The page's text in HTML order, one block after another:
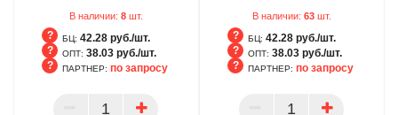
В наличии: 8 шт.
БЦ: 42.28 руб./шт.
ОПТ: 38.03 руб./шт.
ПАРТНЕР
ПАРТНЕР: по запросу
В наличии: 63 шт.
БЦ: 42.28 руб./шт.
ОПТ: 38.03 руб./шт.
ПАРТНЕР
ПАРТНЕР: по запросу